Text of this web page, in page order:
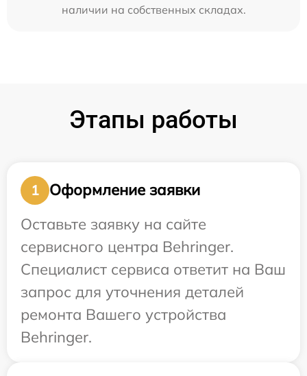
наличии на собственных складах.
Этапы работы
1
Оформление заявки
Оставьте заявку на сайте
сервисного центра Behringer.
Специалист сервиса ответит на Ваш
запрос для уточнения деталей
ремонта Вашего устройства
Behringer.